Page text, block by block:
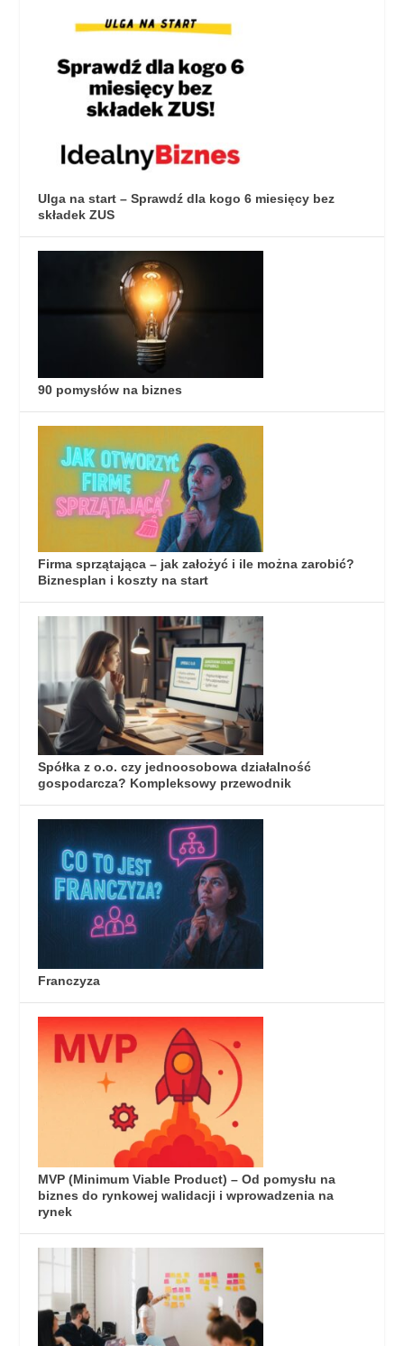
Ulga na start – Sprawdź dla kogo 6 miesięcy bez
składek ZUS
90 pomysłów na biznes
Firma sprzątająca – jak założyć i ile można zarobić?
Biznesplan i koszty na start
Spółka z o.o. czy jednoosobowa działalność
gospodarcza? Kompleksowy przewodnik
Franczyza
MVP (Minimum Viable Product) – Od pomysłu na
biznes do rynkowej walidacji i wprowadzenia na
rynek